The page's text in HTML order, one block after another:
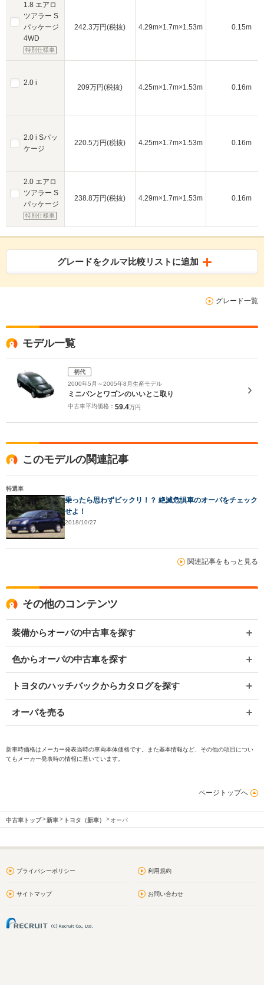
1.8 エアロ
ツアラー S
パッケージ
4WD
特別仕様車
2.0 i
2.0 i Sパッ
ケージ
2.0 エアロ
ツアラー S
パッケージ
特別仕様車
242.3万円(税抜) 4.29m×1.7m×1.53m 0.15m
209万円(税抜) 4.25m×1.7m×1.53m 0.16m
220.5万円(税抜) 4.25m×1.7m×1.53m 0.16m
238.8万円(税抜) 4.29m×1.7m×1.53m 0.16m
グレードをクルマ比較リストに追加
グレード一覧
モデル一覧
初代
2000年5月～2005年8月生産モデル
ミニバンとワゴンのいいとこ取り
中古車平均価格： 59.4万円
このモデルの関連記事
特選車
乗ったら思わずビックリ！？ 絶滅危惧車のオーパをチェック
せよ！
2018/10/27
関連記事をもっと見る
その他のコンテンツ
装備からオーパの中古車を探す
色からオーパの中古車を探す
トヨタのハッチバックからカタログを探す
オーパを売る
新車時価格はメーカー発表当時の車両本体価格です。また基本情報など、その他の項目につい
てもメーカー発表時の情報に基いています。
ページトップへ
中古車トップ 新車 トヨタ（新車） オーパ
プライバシーポリシー 利用規約
サイトマップ お問い合わせ